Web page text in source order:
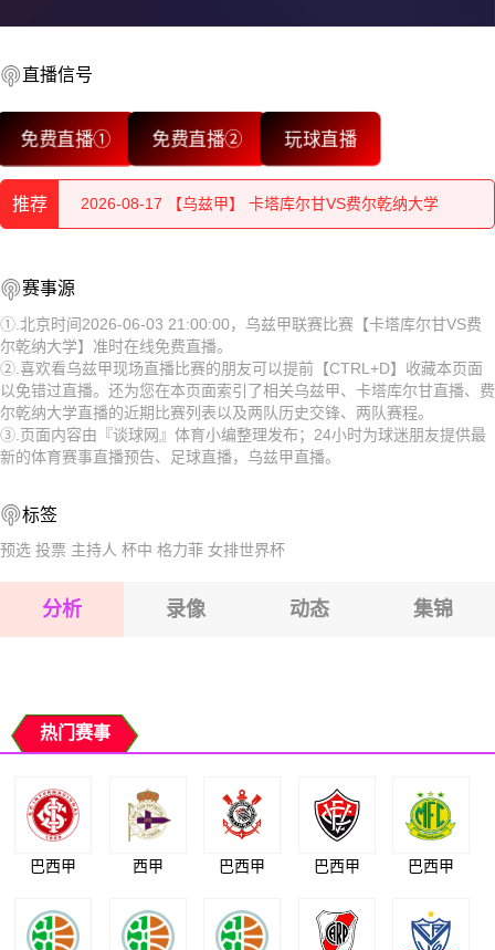
直播信号
免费直播① 免费直播② 玩球直播
推荐
2026-08-18 【乌兹甲】 卡塔库尔甘VS费尔乾纳大学
2026-08-18 【乌兹甲】 卡塔库尔甘VS费尔乾纳大学
2026-08-17 【乌兹甲】 卡塔库尔甘VS费尔乾纳大学
2026-08-17 【乌兹甲】 卡塔库尔甘VS费尔乾纳大学
2026-08-17 【乌兹甲】 卡塔库尔甘VS费尔乾纳大学
2026-08-17 【乌兹甲】 卡塔库尔甘VS费尔乾纳大学
2026-08-17 【乌兹甲】 卡塔库尔甘VS费尔乾纳大学
2026-08-17 【乌兹甲】 卡塔库尔甘VS费尔乾纳大学
2026-08-17 【乌兹甲】 卡塔库尔甘VS费尔乾纳大学
2026-08-17 【乌兹甲】 卡塔库尔甘VS费尔乾纳大学
赛事源
①.北京时间2026-06-03 21:00:00，乌兹甲联赛比赛【卡塔库尔甘VS费
尔乾纳大学】准时在线免费直播。
②.喜欢看乌兹甲现场直播比赛的朋友可以提前【CTRL+D】收藏本页面
以免错过直播。还为您在本页面索引了相关乌兹甲、卡塔库尔甘直播、费
尔乾纳大学直播的近期比赛列表以及两队历史交锋、两队赛程。
③.页面内容由『谈球网』体育小编整理发布；24小时为球迷朋友提供最
新的体育赛事直播预告、足球直播，乌兹甲直播。
标签
预选 投票 主持人 杯中 格力菲 女排世界杯
分析 录像 动态 集锦
热门赛事
巴西甲 西甲 巴西甲 巴西甲 巴西甲